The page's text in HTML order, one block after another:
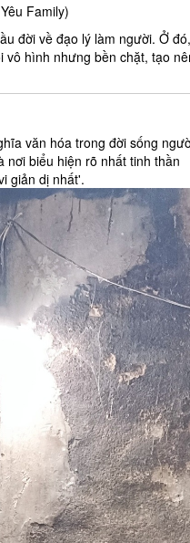
Family)
đời về đạo lý làm người. Ở đó,
hình nhưng bền chặt, tạo
văn hóa trong đời sống
nơi biểu hiện rõ nhất tinh thần
giản dị nhất'.
Nhà hàng Thiên Tân
Tàu nhà hàng Sài Gòn -
Long
Nhà hàng Hương Sen
Nhà hàng Ẩm Thực Phố